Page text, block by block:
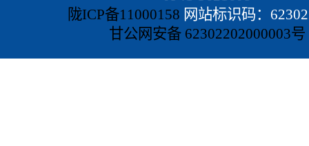
陇ICP备11000158 网站标识码：
甘公网安备 62302202000003号